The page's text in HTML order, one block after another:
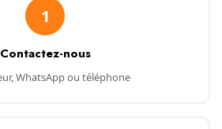
1
Contactez-nous
WhatsApp ou téléphone